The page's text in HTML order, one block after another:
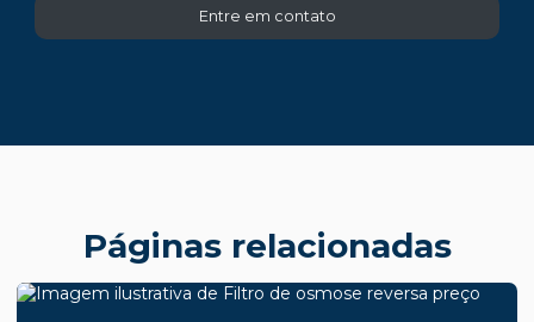
Entre em contato
Páginas relacionadas